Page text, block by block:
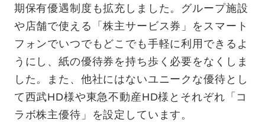
期保有優遇制度も拡充しました。グループ施設
や店舗で使える「株主サービス券」をスマート
フォンでいつでもどこでも手軽に利用できるよ
うにし、紙の優待券を持ち歩く必要をなくしま
した。また、他社にはないユニークな優待とし
て西武HD様や東急不動産HD様とそれぞれ「コ
ラボ株主優待」を設定しています。